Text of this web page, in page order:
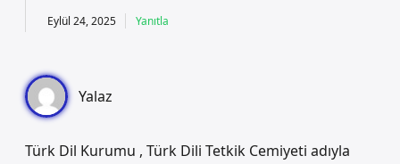
Eylül 24, 2025 Yanıtla
Yalaz
Türk Dil Kurumu , Türk Dili Tetkik Cemiyeti adıyla